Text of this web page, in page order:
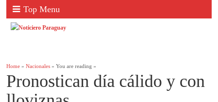
Top Menu
Home »Nacionales » You are reading »
Pronostican día cálido y con